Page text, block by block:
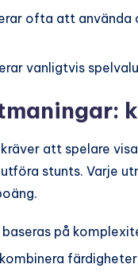
ofta att
vanligtvis
att spelare
stunts. Varje
på